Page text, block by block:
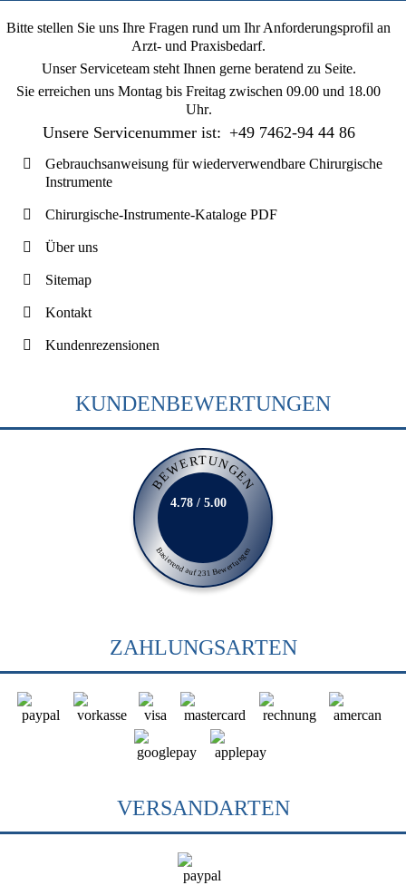
Bitte stellen Sie uns Ihre Fragen rund um Ihr Anforderungsprofil an
Arzt- und Praxisbedarf.
Unser Serviceteam steht Ihnen gerne beratend zu Seite.
Sie erreichen uns Montag bis Freitag zwischen 09.00 und 18.00
Uhr.
Unsere Servicenummer ist: +49 7462-94 44 86
Gebrauchsanweisung für wiederverwendbare Chirurgische
Instrumente
Chirurgische-Instrumente-Kataloge PDF
Über uns
Sitemap
Kontakt
Kundenrezensionen
KUNDENBEWERTUNGEN
BEWERTUNGEN
Basierend auf 231 Bewertungen
4.78 / 5.00
ZAHLUNGSARTEN
VERSANDARTEN